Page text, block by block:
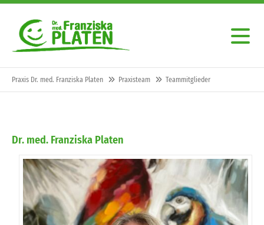
Praxis Dr. med. Franziska Platen Praxisteam Teammitglieder
Dr. med. Franziska Platen